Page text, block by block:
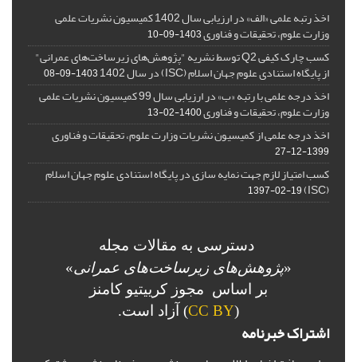
اخذ رتبه علمی «الف» در ارزیابی سال 1402 کمیسیون نشریات علمی
وزارت علوم، تحقیقات و فناوری1403-09-10
کسب چارک کیفی Q2 توسط نشریه "پژوهش‌های زیرساخت‌های عمرانی"
از پایگاه استنادی علوم جهان اسلام (ISC) در سال 1402 1403-09-08
اخذ درجه علمی با رتبه «ب» در ارزیابی سال 99 کمیسیون نشریات علمی
وزارت علوم، تحقیقات و فناوری1400-02-13
اخذ درجه علمی از کمیسیون نشریات وزارت علوم، تحقیقات و فناوری
1399-12-27
کسب امتیاز لازم جهت نمایه سازی در پایگاه استنادی علوم جهان اسلام
(ISC)
1397-02-19
دسترسی به مقالات مجله
«پژوهش‌های زیرساخت‌های عمرانی»
بر اساس مجوز کرییتیو کامنز
(
CC BY) آزاد است.
اشتراک خبرنامه